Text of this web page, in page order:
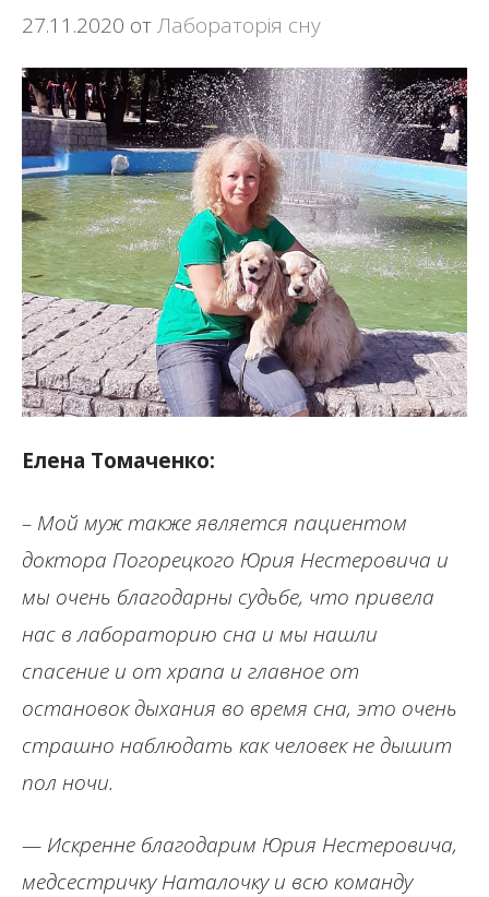
27.11.2020 отЛабораторія сну
Елена Томаченко:
– Мой муж также является пациентом
доктора Погорецкого Юрия Нестеровича и
мы очень благодарны судьбе, что привела
нас в лабораторию сна и мы нашли
спасение и от храпа и главное от
остановок дыхания во время сна, это очень
страшно наблюдать как человек не дышит
пол ночи.
— Искренне благодарим Юрия Нестеровича,
медсестричку Наталочку и всю команду